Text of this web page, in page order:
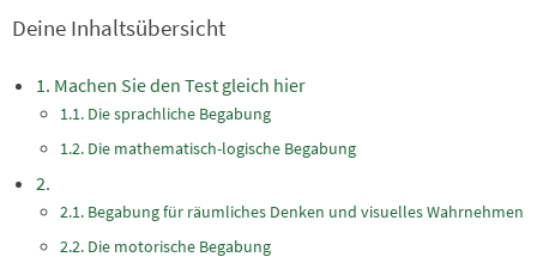
Deine Inhaltsübersicht
Machen Sie den Test gleich hier
Die sprachliche Begabung
Die mathematisch-logische Begabung
Begabung für räumliches Denken und visuelles Wahrnehmen
Die motorische Begabung